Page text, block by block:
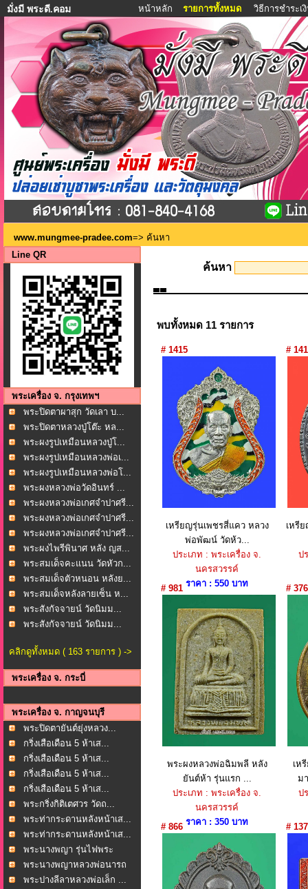
มั่งมี พระดี.คอม หน้าหลัก รายการทั้งหมด วิธีการชำระเ
www.mungmee-pradee.com=> ค้นหา
Line QR
พระเครื่อง จ. กรุงเทพฯ
พระปิดตาผาสุก วัดเลา บ...
พระปิดตาหลวงปู่โต๊ะ หล...
พระผงรูปเหมือนหลวงปู่โ...
พระผงรูปเหมือนหลวงพ่อเ...
พระผงรูปเหมือนหลวงพ่อโ...
พระผงหลวงพ่อวัดอินทร์ ...
พระผงหลวงพ่อเกศจำปาศรี...
พระผงหลวงพ่อเกศจำปาศรี...
พระผงหลวงพ่อเกศจำปาศรี...
พระผงไพรีพินาศ หลัง ญส...
พระสมเด็จคะแนน วัดหัวก...
พระสมเด็จตัวหนอน หลังย...
พระสมเด็จหลังลายเซ็น ห...
พระสังกัจจายน์ วัดนิมม...
พระสังกัจจายน์ วัดนิมม...
คลิกดูทั้งหมด ( 163 รายการ ) ->
พระเครื่อง จ. กระบี่
พระเครื่อง จ. กาญจนบุรี
พระปิดตายันต์ยุ่งหลวง...
กริ่งเสือเดือน 5 ห้าเส...
กริ่งเสือเดือน 5 ห้าเส...
กริ่งเสือเดือน 5 ห้าเส...
กริ่งเสือเดือน 5 ห้าเส...
พระกริ่งกิติเตศวร วัดถ...
พระท่ากระดานหลังหน้าเส...
พระท่ากระดานหลังหน้าเส...
พระนางพญา รุ่นไฟพระ
ฤกษ...พระนางพญาหลวงพ่อนารถ
น...
พระปางลีลาหลวงพ่อเล็ก ...
ค้นหา
พบทั้งหมด 11 รายการ
# 1415
เหรียญรุ่นเพชรสี่แคว หลวง
พ่อพัฒน์ วัดห้ว...
ประเภท : พระเครื่อง จ.
นครสวรรค์
ราคา : 550 บาท
#
เหรี
ป
# 981
พระผงหลวงพ่อฉิมพลี หลัง
ยันต์ห้า รุ่นแรก ...
ประเภท : พระเครื่อง จ.
นครสวรรค์
ราคา : 350 บาท
# 376
เห
ม
ป
# 866 #